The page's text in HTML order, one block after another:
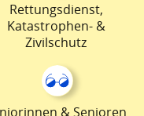
Rettungsdienst,
Katastrophen- &
Zivilschutz
& Senioren